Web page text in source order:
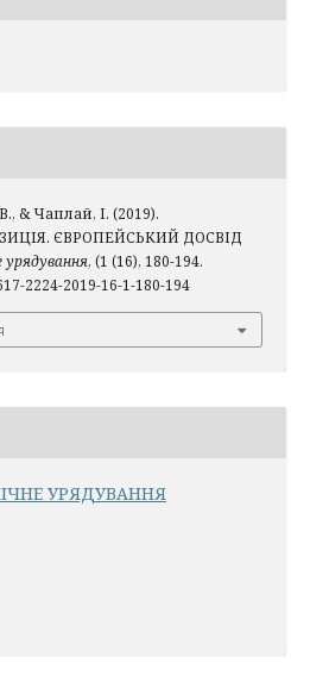
& Чаплай, І. (2019).
ЄВРОПЕЙСЬКИЙ ДОСВІД
урядування, (1 (16), 180-194.
2224-2019-16-1-180-194
УРЯДУВАННЯ